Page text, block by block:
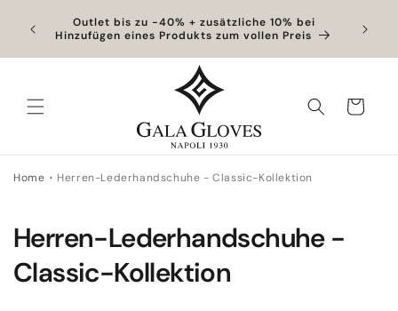
zum
Inhalt
Outlet bis zu -40% + zusätzliche 10% bei
Hinzufügen eines Produkts zum vollen Preis
Warenkorb
Home Herren-Lederhandschuhe - Classic-Kollektion
K
a
Herren-Lederhandschuhe -
Classic-Kollektion